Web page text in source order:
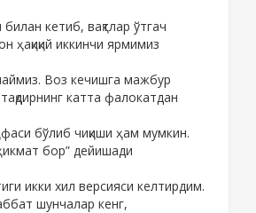
кетиб, вақтлар ўтгач
ҳақиқий иккинчи ярмимиз
Воз кечишга мажбур
катта фалокатдан
бўлиб чиқиши ҳам мумкин.
бор” дейишади
икки хил версияси келтирдим.
шунчалар кенг,